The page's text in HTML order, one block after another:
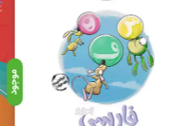
موجود